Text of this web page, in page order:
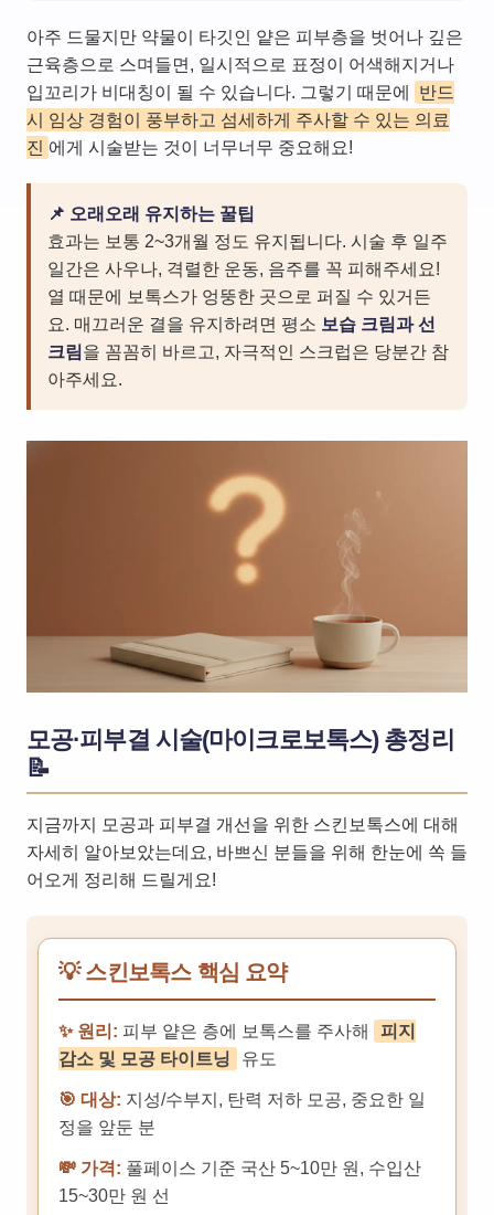
아주 드물지만 약물이 타깃인 얕은 피부층을 벗어나 깊은
근육층으로 스며들면, 일시적으로 표정이 어색해지거나
입꼬리가 비대칭이 될 수 있습니다. 그렇기 때문에
반드
시 임상 경험이 풍부하고 섬세하게 주사할 수 있는 의료
진 에게 시술받는 것이 너무너무 중요해요!
📌 오래오래 유지하는 꿀팁
효과는 보통 2~3개월 정도 유지됩니다. 시술 후 일주
일간은 사우나, 격렬한 운동, 음주를 꼭 피해주세요!
열 때문에 보톡스가 엉뚱한 곳으로 퍼질 수 있거든
요. 매끄러운 결을 유지하려면 평소 보습 크림과 선
크림을 꼼꼼히 바르고, 자극적인 스크럽은 당분간 참
아주세요.
모공·피부결 시술(마이크로보톡스) 총정리
📝
지금까지 모공과 피부결 개선을 위한 스킨보톡스에 대해
자세히 알아보았는데요, 바쁘신 분들을 위해 한눈에 쏙 들
어오게 정리해 드릴게요!
💡 스킨보톡스 핵심 요약
✨ 원리: 피부 얕은 층에 보톡스를 주사해
피지
감소 및 모공 타이트닝
유도
🎯 대상: 지성/수부지, 탄력 저하 모공, 중요한 일
정을 앞둔 분
💸 가격: 풀페이스 기준 국산 5~10만 원, 수입산
15~30만 원 선